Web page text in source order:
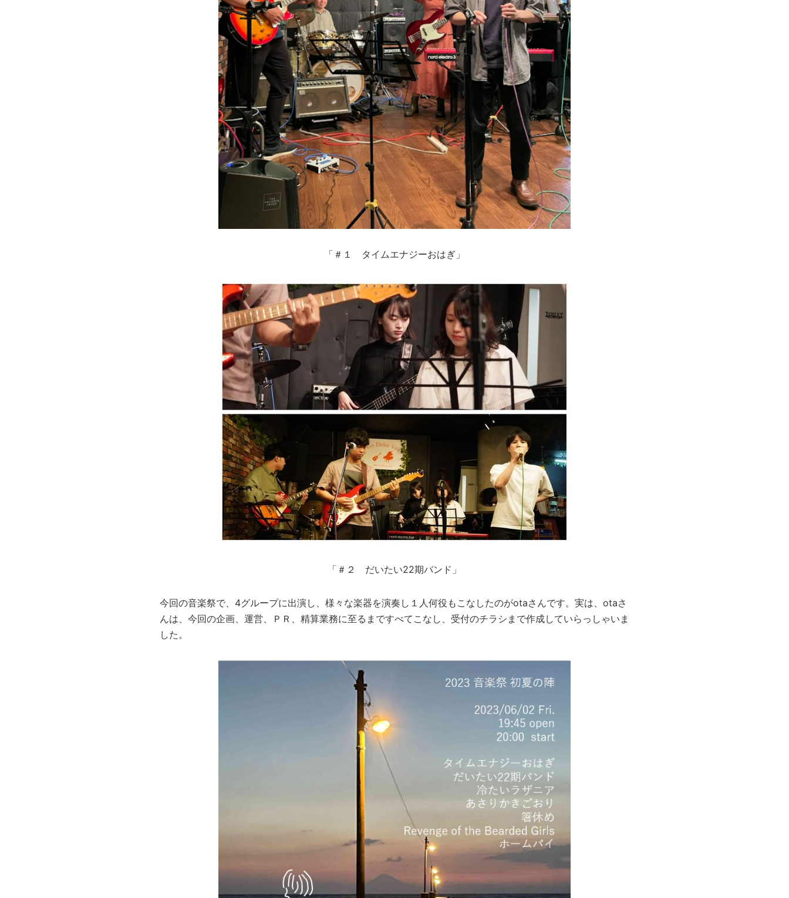
「＃１ タイムエナジーおはぎ」
「＃２ だいたい22期バンド」
今回の音楽祭で、4グループに出演し、様々な楽器を演奏し１人何役もこなしたのがotaさんです。実は、otaさ
んは、今回の企画、運営、ＰＲ、精算業務に至るまですべてこなし、受付のチラシまで作成していらっしゃいま
した。